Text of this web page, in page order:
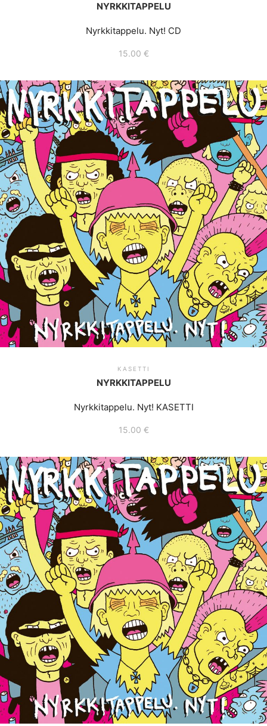
NYRKKITAPPELU
Nyrkkitappelu. Nyt! CD
15.00 €
KASETTI
NYRKKITAPPELU
Nyrkkitappelu. Nyt! KASETTI
15.00 €